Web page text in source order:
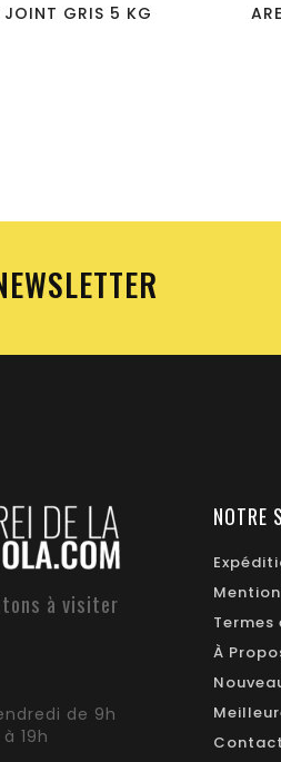
JOINT GRIS 5 KG
à visiter
de 9h
19h
NOTRE
À